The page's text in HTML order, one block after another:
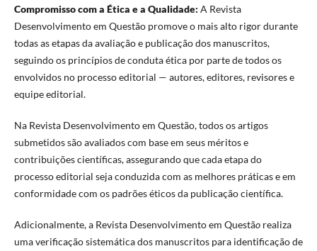
Compromisso com a Ética e a Qualidade: A Revista
Desenvolvimento em Questão promove o mais alto rigor durante
todas as etapas da avaliação e publicação dos manuscritos,
seguindo os princípios de conduta ética por parte de todos os
envolvidos no processo editorial — autores, editores, revisores e
equipe editorial.
Na Revista Desenvolvimento em Questão, todos os artigos
submetidos são avaliados com base em seus méritos e
contribuições científicas, assegurando que cada etapa do
processo editorial seja conduzida com as melhores práticas e em
conformidade com os padrões éticos da publicação científica.
Adicionalmente, a Revista Desenvolvimento em Questãorealiza
uma verificação sistemática dos manuscritos para identificação de